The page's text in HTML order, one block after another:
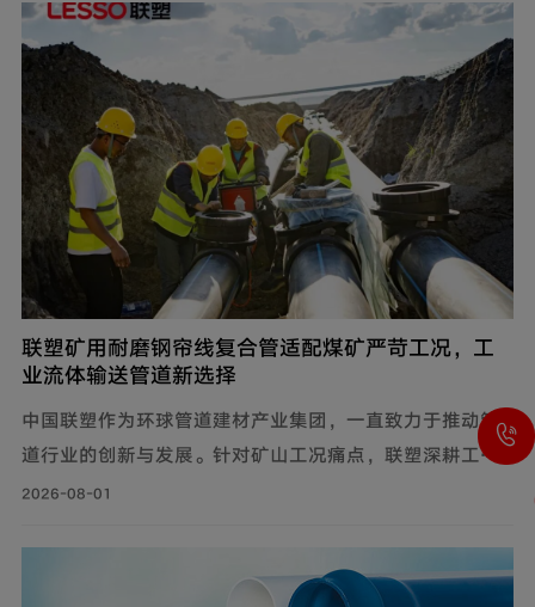
质保障家庭用气流畅稳定，为住户营造安心居家环境。
联塑矿用耐磨钢帘线复合管适配煤矿严苛工况，工
业流体输送管道新选择
中国联塑作为环球管道建材产业集团，一直致力于推动管
道行业的创新与发展。针对矿山工况痛点，联塑深耕工业
流体输送管道领域，为解决煤矿井下钢制管道腐蚀严重、
层、钢帘线增强层、聚乙烯外管层复合而成。
2026-08-01